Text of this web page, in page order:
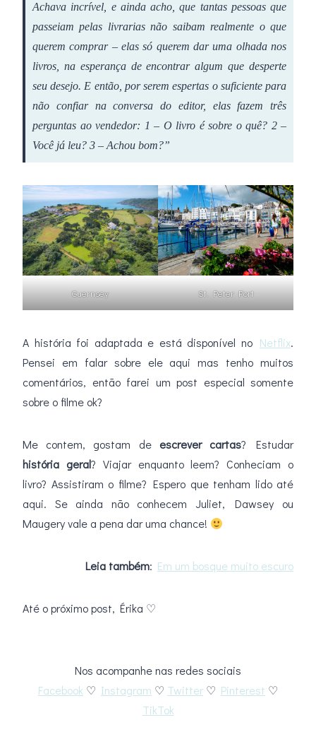
Achava incrível, e ainda acho, que tantas pessoas que
passeiam pelas livrarias não saibam realmente o que
querem comprar – elas só querem dar uma olhada nos
livros, na esperança de encontrar algum que desperte
seu desejo. E então, por serem espertas o suficiente para
não confiar na conversa do editor, elas fazem três
perguntas ao vendedor: 1 – O livro é sobre o quê? 2 –
Você já leu? 3 – Achou bom?”
Guernsey St. Peter Port
A história foi adaptada e está disponível no Netflix.
Pensei em falar sobre ele aqui mas tenho muitos
comentários, então farei um post especial somente
sobre o filme ok?
Me contem, gostam de escrever cartas? Estudar
história geral? Viajar enquanto leem? Conheciam o
livro? Assistiram o filme? Espero que tenham lido até
aqui. Se ainda não conhecem Juliet, Dawsey ou
Maugery vale a pena dar uma chance!
Leia também: Em um bosque muito escuro
Até o próximo post, Érika ♡
Nos acompanhe nas redes sociais
Facebook ♡ Instagram ♡ Twitter ♡ Pinterest ♡
TikTok